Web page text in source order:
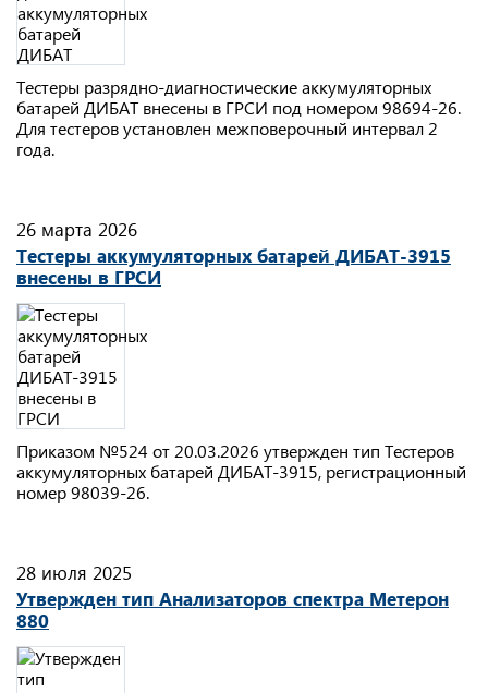
Тестеры разрядно-диагностические аккумуляторных
батарей ДИБАТ внесены в ГРСИ под номером 98694-26.
Для тестеров установлен межповерочный интервал 2
года.
26 марта 2026
Тестеры аккумуляторных батарей ДИБАТ-3915
внесены в ГРСИ
Приказом №524 от 20.03.2026 утвержден тип Тестеров
аккумуляторных батарей ДИБАТ-3915, регистрационный
номер 98039-26.
28 июля 2025
Утвержден тип Анализаторов спектра Метерон
880